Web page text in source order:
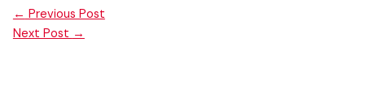
← Previous Post
Next Post →